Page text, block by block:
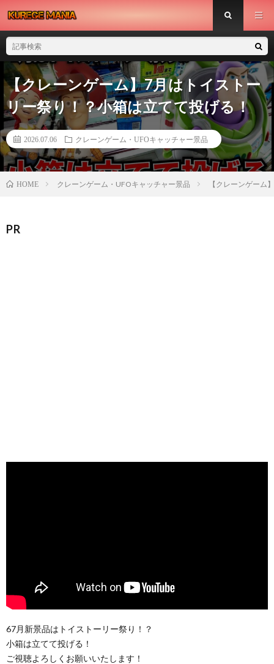
【クレーンゲーム】7月はトイストー
リー祭り！？小箱は立てて投げる！
2026.07.06 クレーンゲーム・UFOキャッチャー景品
HOME クレーンゲーム・UFOキャッチャー景品 【クレーンゲーム
PR
67月新景品はトイストーリー祭り！？
小箱は立てて投げる！
ご視聴よろしくお願いいたします！